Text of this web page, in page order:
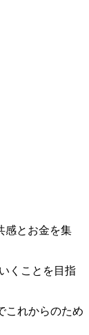
感とお金を集
くことを目指
これからのため